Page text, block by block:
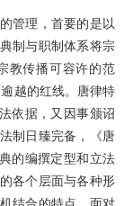
管理，首要的是以
制与职制体系将宗
教传播可容许的范
越的红线。唐律特
依据，又因事颁诏
制日臻完备，《唐
的编撰定型和立法
各个层面与各种形
结合的特点。面对